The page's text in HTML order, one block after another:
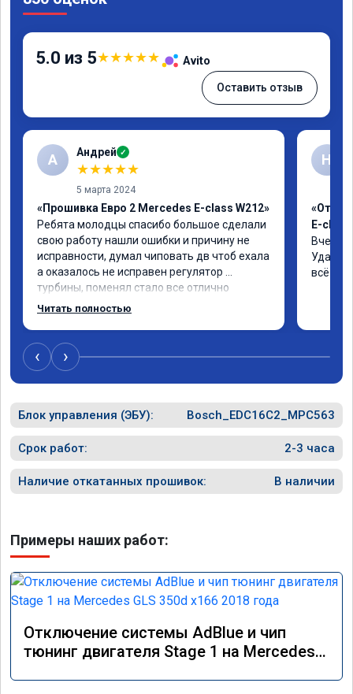
5.0 из 5★★★★★ Avito
Оставить отзыв
А Андрей ✓
★★★★★
5 марта 2024
«Прошивка Евро 2 Mercedes E-class W212»
Ребята молодцы спасибо большое сделали
свою работу нашли ошибки и причину не
исправности, думал чиповать дв чтоб ехала
а оказалось не исправен регулятор
турбины, поменял стало все отлично
Читать полностью
Н
E-class
Вчера
всё
‹ ›
Блок управления (ЭБУ): Bosch_EDC16C2_MPC563
Срок работ: 2-3 часа
Наличие откатанных прошивок: В наличии
Примеры наших работ:
Отключение системы AdBlue и чип
тюнинг двигателя Stage 1 на Mercedes